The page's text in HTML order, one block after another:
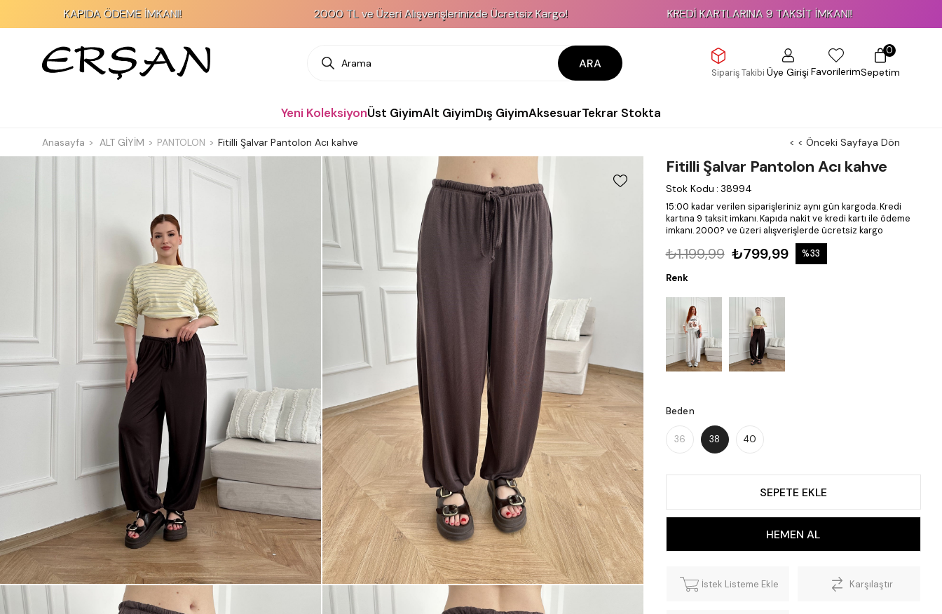
KAPIDA ÖDEME İMKANI! 2000 TL ve Üzeri Alışverişlerinizde Ücretsiz Kargo! KREDİ KARTLARINA 9 TAKSİT İMKANI!
ARA
Sipariş Takibi Üye GirişiFavorilerimSepetim
0
Yeni KoleksiyonÜst GiyimAlt GiyimDış GiyimAksesuarTekrar Stokta
Anasayfa ALT GİYİM PANTOLON Fitilli Şalvar Pantolon Acı kahve < < Önceki Sayfaya Dön
Fitilli Şalvar Pantolon Acı kahve
Stok Kodu : 38994
15:00 kadar verilen siparişleriniz aynı gün kargoda. Kredi
kartına 9 taksit imkanı. Kapıda nakit ve kredi kartı ile ödeme
imkanı. 2000? ve üzeri alışverişlerde ücretsiz kargo
₺1.199,99 ₺799,99 %33
Renk
Beden
36 38 40
İstek Listeme Ekle Karşılaştır